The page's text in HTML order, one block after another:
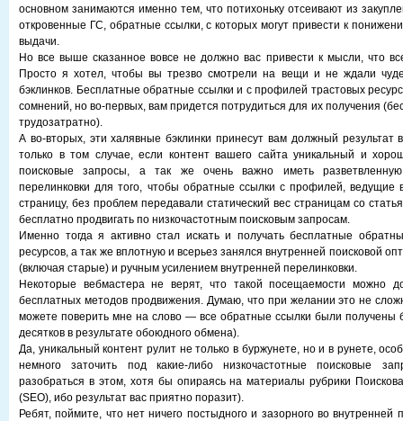
основном занимаются именно тем, что потихоньку отсеивают из
откровенные ГС, обратные ссылки, с которых могут привести к
выдачи.
Но все выше сказанное вовсе не должно вас привести к мысли, что
Просто я хотел, чтобы вы трезво смотрели на вещи и не ждали
бэклинков. Бесплатные обратные ссылки и с профилей трастовых
сомнений, но во-первых, вам придется потрудиться для их получения
трудозатратно).
А во-вторых, эти халявные бэклинки принесут вам должный результат
только в том случае, если контент вашего сайта уникальный и
поисковые запросы, а так же очень важно иметь разветвленную
перелинковки для того, чтобы обратные ссылки с профилей, ведущие
страницу, без проблем передавали статический вес страницам со
бесплатно продвигать по низкочастотным поисковым запросам.
Именно тогда я активно стал искать и получать бесплатные
ресурсов, а так же вплотную и всерьез занялся внутренней поисковой
(включая старые) и ручным усилением внутренней перелинковки.
Некоторые вебмастера не верят, что такой посещаемости можно
бесплатных методов продвижения. Думаю, что при желании это не
можете поверить мне на слово — все обратные ссылки были получены
десятков в результате обоюдного обмена).
Да, уникальный контент рулит не только в буржунете, но и в рунете,
немного заточить под какие-либо низкочастотные поисковые
разобраться в этом, хотя бы опираясь на материалы рубрики
(SEO), ибо результат вас приятно поразит).
Ребят, поймите, что нет ничего постыдного и зазорного во внутренней